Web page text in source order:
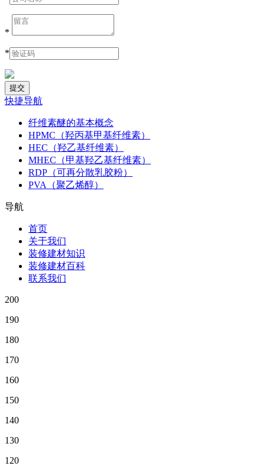
*
*
快捷导航
纤维素醚的基本概念
HPMC（羟丙基甲基纤维素）
HEC（羟乙基纤维素）
MHEC（甲基羟乙基纤维素）
RDP（可再分散乳胶粉）
PVA（聚乙烯醇）
导航
首页
关于我们
装修建材知识
装修建材百科
联系我们
200
190
180
170
160
150
140
130
120